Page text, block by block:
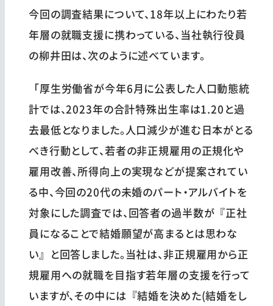
今回の調査結果について、18年以上にわたり若
年層の就職支援に携わっている、当社執行役員
の柳井田は、次のように述べています。
「厚生労働省が今年6月に公表した人口動態統
計では、2023年の合計特殊出生率は1.20と過
去最低となりました。人口減少が進む日本がとる
べき行動として、若者の非正規雇用の正規化や
雇用改善、所得向上の実現などが提案されてい
る中、今回の20代の未婚のパート・アルバイトを
対象にした調査では、回答者の過半数が『正社
員になることで結婚願望が高まるとは思わな
い』と回答しました。当社は、非正規雇用から正
規雇用への就職を目指す若年層の支援を行って
いますが、その中には『結婚を決めた(結婚をし